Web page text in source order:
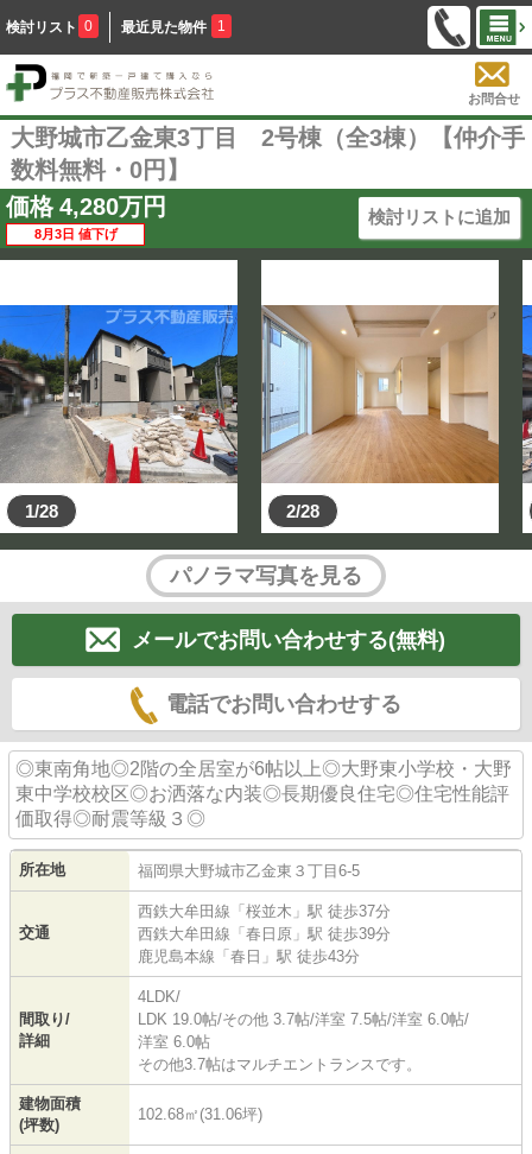
検討リスト 0 最近見た物件 1
お問合せ
大野城市乙金東3丁目 2号棟（全3棟）【仲介手
数料無料・0円】
価格 4,280万円
8月3日 値下げ
検討リストに追加
1/28 2/28
パノラマ写真を見る
メールでお問い合わせする(無料)
電話でお問い合わせする
◎東南角地◎2階の全居室が6帖以上◎大野東小学校・大野
東中学校校区◎お洒落な内装◎長期優良住宅◎住宅性能評
価取得◎耐震等級３◎
所在地 福岡県大野城市乙金東 ３丁目6-5
交通
西鉄大牟田線 「 桜並木 」駅 徒歩37分
西鉄大牟田線 「 春日原 」駅 徒歩39分
鹿児島本線 「 春日 」駅 徒歩43分
間取り/
詳細
4LDK/
LDK 19.0帖/その他 3.7帖/洋室 7.5帖/洋室 6.0帖/
洋室 6.0帖
その他3.7帖はマルチエントランスです。
建物面積
(坪数)
102.68㎡(31.06坪)